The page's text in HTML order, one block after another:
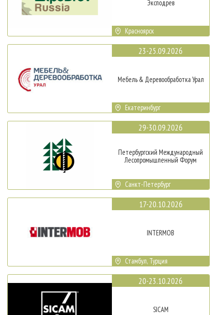
Эксподрев
Красноярск
23-25.09.2026
Мебель & Деревообработка Урал
Екатеринбург
29-30.09.2026
Петербургский Международный
Лесопромышленный Форум
Санкт-Петербург
17-20.10.2026
INTERMOB
Стамбул, Турция
20-23.10.2026
SICAM